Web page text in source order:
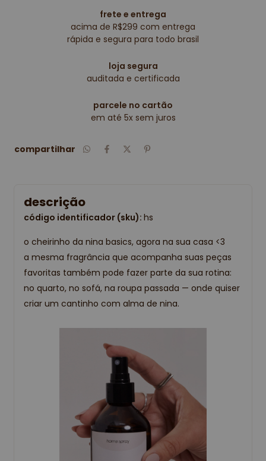
frete e entrega
acima de R$299 com entrega
rápida e segura para todo brasil
loja segura
auditada e certificada
parcele no cartão
em até 5x sem juros
compartilhar
descrição
código identificador (sku): hs
o cheirinho da nina basics, agora na sua casa <3
a mesma fragrância que acompanha suas peças
favoritas também pode fazer parte da sua rotina:
no quarto, no sofá, na roupa passada — onde quiser
criar um cantinho com alma de nina.